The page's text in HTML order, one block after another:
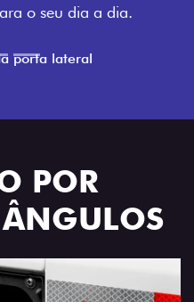
POR